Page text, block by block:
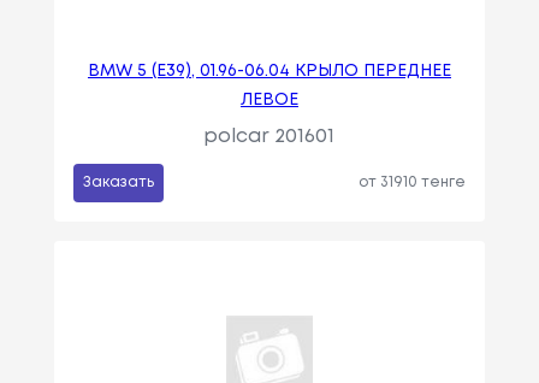
BMW 5 (E39), 01.96-06.04 КРЫЛО ПЕРЕДНЕЕ
ЛЕВОЕ
polcar 201601
Заказать от 31910 тенге